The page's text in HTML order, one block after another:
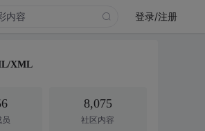
登录/注册
XML
员
8,075
社区内容